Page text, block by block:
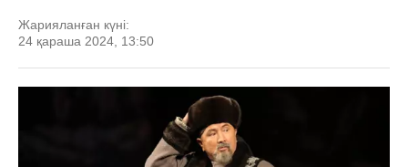
Жарияланған күні:
24 қараша 2024, 13:50